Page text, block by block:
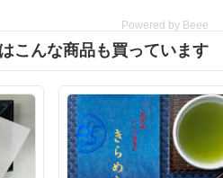
はストーリーに リンクを貼
り付けたので是非 チェック
してみてください🙇‍♀️ https://
www.ishida-chaya.jp/?pid=1
72961890 @ishidachaya #
いしだ茶屋 #タイアップ #
黒烏龍茶 #ウーロン茶 #今
日のお茶
Powered by Beee
こんな商品も買っています